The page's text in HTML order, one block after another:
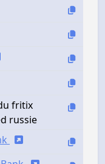
fritix
russie